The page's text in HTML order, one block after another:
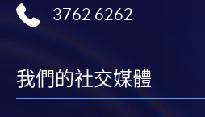
3762 6262
我們的社交媒體